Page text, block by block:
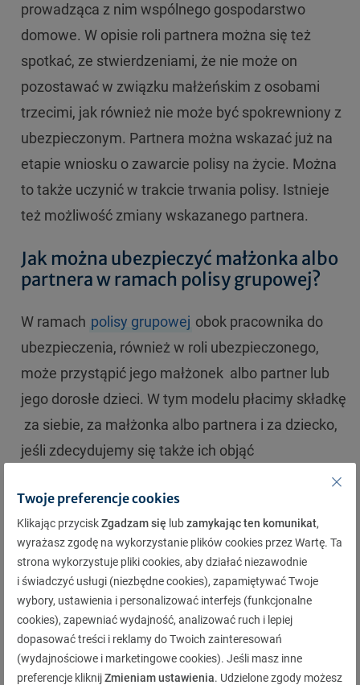
prowadząca z nim wspólnego gospodarstwo
domowe. W opisie roli partnera można się też
spotkać, ze stwierdzeniami, że nie może on
pozostawać w związku małżeńskim z osobami
trzecimi, jak również nie może być spokrewniony z
ubezpieczonym. Partnera można wskazać już na
etapie wniosku o zawarcie polisy na życie. Można
to także uczynić w trakcie trwania polisy. Istnieje
też możliwość zmiany wskazanego partnera.
Jak można ubezpieczyć małżonka albo
partnera w ramach polisy grupowej?
W ramach polisy grupowej obok pracownika do
ubezpieczenia, również w roli ubezpieczonego,
może przystąpić jego małżonek albo partner lub
jego dorosłe dzieci. W tym modelu płacimy składkę
za siebie, za małżonka albo partnera i za dziecko,
jeśli zdecydujemy się także ich objąć
ubezpieczeniem. Co ważne, każda ubezpieczona
na polisie grupowej osoba może mieć w zakresie
swojej ochrony umowy dodatkowe dotyczące
zdarzeń ubezpieczonych związanych z
małżonkiem albo partnerem, dzieckiem. Jest to
bardzo duża zaleta polis grupowych. Za relatywnie
niewielką składkę możemy skutecznie
ubezpieczyć na życie naszych najbliższych.
Twoje preferencje cookies
Klikając przyciskZgadzam się lubzamykając ten komunikat,
wyrażasz zgodę na wykorzystanie plików cookies przez Wartę. Ta
strona wykorzystuje pliki cookies, aby działać niezawodnie
i świadczyć usługi (niezbędne cookies), zapamiętywać Twoje
wybory, ustawienia i personalizować interfejs (funkcjonalne
cookies), zapewniać wydajność, analizować ruch i lepiej
dopasować treści i reklamy do Twoich zainteresowań
(wydajnościowe i marketingowe cookies). Jeśli masz inne
preferencje kliknijZmieniam ustawienia. Udzielone zgody możesz